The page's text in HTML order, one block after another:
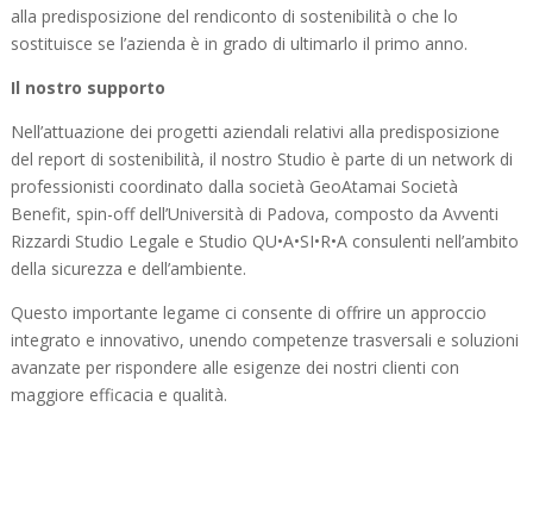
alla predisposizione del rendiconto di sostenibilità o che lo
sostituisce se l’azienda è in grado di ultimarlo il primo anno.
Il nostro supporto
Nell’attuazione dei progetti aziendali relativi alla predisposizione
del report di sostenibilità, il nostro Studio è parte di un network di
professionisti coordinato dalla società GeoAtamai Società
Benefit, spin-off dell’Università di Padova, composto da Avventi
Rizzardi Studio Legale e Studio QU•A•SI•R•A consulenti nell’ambito
della sicurezza e dell’ambiente.
Questo importante legame ci consente di offrire un approccio
integrato e innovativo, unendo competenze trasversali e soluzioni
avanzate per rispondere alle esigenze dei nostri clienti con
maggiore efficacia e qualità.